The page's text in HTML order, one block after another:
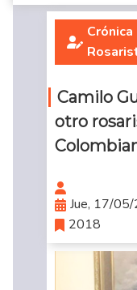
Crónica
Camilo
otro
Jue, 17/
2018